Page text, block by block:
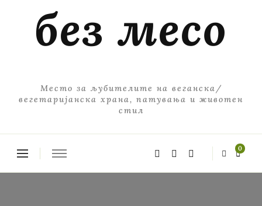
без месо
Место за љубителите на веганска/
вегетаријанска храна, патувања и животен
стил
0